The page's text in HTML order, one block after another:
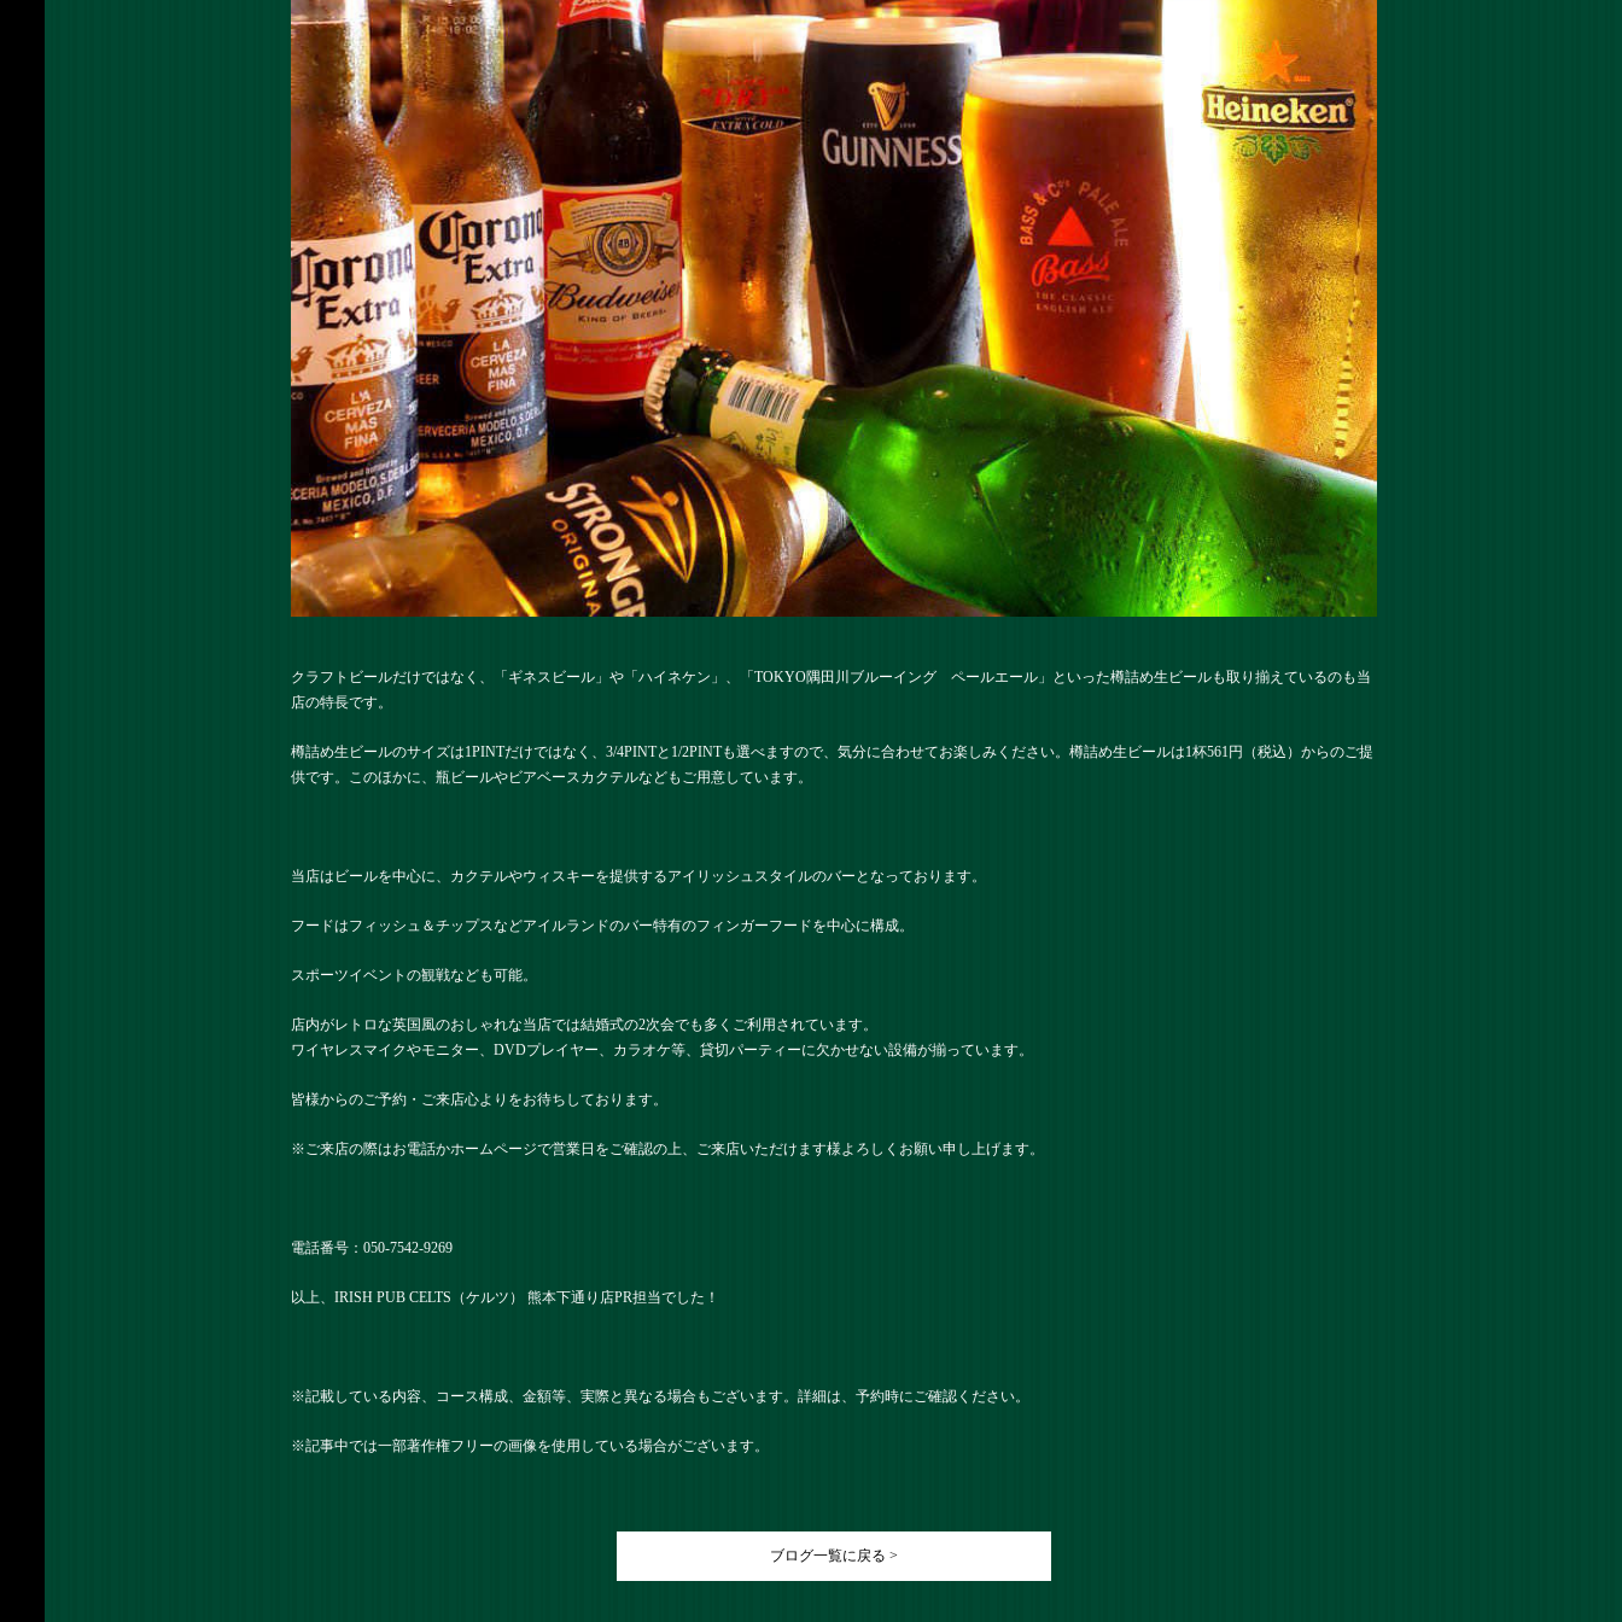
クラフトビールだけではなく、「ギネスビール」や「ハイネケン」、「TOKYO隅田川ブルーイング ペールエール」といった樽詰め生ビールも取り揃えているのも当
店の特長です。
樽詰め生ビールのサイズは1PINTだけではなく、3/4PINTと1/2PINTも選べますので、気分に合わせてお楽しみください。樽詰め生ビールは1杯561円（税込）からのご提
供です。このほかに、瓶ビールやビアベースカクテルなどもご用意しています。
当店はビールを中心に、カクテルやウィスキーを提供するアイリッシュスタイルのバーとなっております。
フードはフィッシュ＆チップスなどアイルランドのバー特有のフィンガーフードを中心に構成。
スポーツイベントの観戦なども可能。
店内がレトロな英国風のおしゃれな当店では結婚式の2次会でも多くご利用されています。
ワイヤレスマイクやモニター、DVDプレイヤー、カラオケ等、貸切パーティーに欠かせない設備が揃っています。
皆様からのご予約・ご来店心よりをお待ちしております。
※ご来店の際はお電話かホームページで営業日をご確認の上、ご来店いただけます様よろしくお願い申し上げます。
電話番号：050-7542-9269
以上、IRISH PUB CELTS（ケルツ） 熊本下通り店PR担当でした！
※記載している内容、コース構成、金額等、実際と異なる場合もございます。詳細は、予約時にご確認ください。
※記事中では一部著作権フリーの画像を使用している場合がございます。
ブログ一覧に戻る >